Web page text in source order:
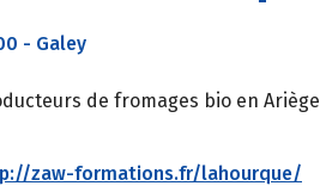
- Galey
de fromages bio en Ariège
zaw-formations.fr/lahourque/